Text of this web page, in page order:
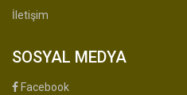
İletişim
SOSYAL MEDYA
Facebook